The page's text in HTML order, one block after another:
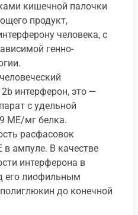
кишечной палочки
продукт,
человека, с
генно-
интерферон, это —
с удельной
МЕ/мг белка.
расфасовок
в ампуле. В качестве
интерферона в
его лиофильным
до конечной